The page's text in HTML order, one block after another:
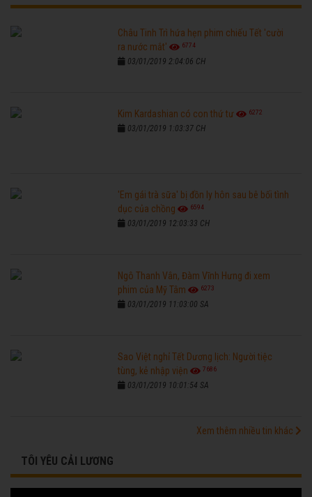
Châu Tinh Trì hứa hẹn phim chiếu Tết 'cười
ra nước mắt'
6774
03/01/2019 2:04:06 CH
Kim Kardashian có con thứ tư 6272
03/01/2019 1:03:37 CH
'Em gái trà sữa' bị đồn ly hôn sau bê bối tình
dục của chồng
6594
03/01/2019 12:03:33 CH
Ngô Thanh Vân, Đàm Vĩnh Hưng đi xem
phim của Mỹ Tâm
6273
03/01/2019 11:03:00 SA
Sao Việt nghỉ Tết Dương lịch: Người tiệc
tùng, kẻ nhập viện
7686
03/01/2019 10:01:54 SA
Xem thêm nhiều tin khác
TÔI YÊU CẢI LƯƠNG